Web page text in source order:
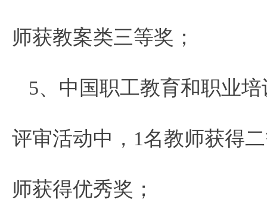
师获教案类三等奖；
5、中国职工教育和职业
评审活动中，1名教师获得
师获得优秀奖；